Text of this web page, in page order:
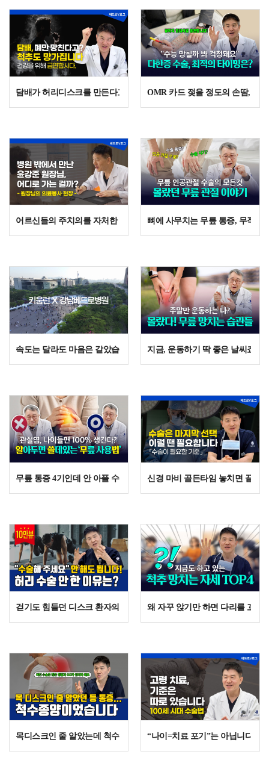
담배가 허리디스크를 만든다고? 신경외과 전문의가 경고하는 이유
OMR 카드 젖을 정도의 손땀, 수
어르신들의 주치의를 자처한 윤강준 대표원장님 | 강남 시니어 재능플
뼈에 사무치는 무릎 통증, 무작정
속도는 달라도 마음은 같았습니다 | 2026 키움런 현장지금, 운동하기 딱 좋은 날씨죠?
무릎 통증 4기인데 안 아플 수도 있다? 우리가 몰랐던 관절염의 오해와
신경 마비 골든타임 놓치면 끝?
걷기도 힘들던 디스크 환자의 반전, 수술 없이 한 달 만에 일상 복귀한
왜 자꾸 앉기만 하면 다리를 꼬게
목디스크인 줄 알았는데 척수종양? | 신경 손상 최소화하는 척수종양 수
“나이=치료 포기”는 아닙니다: